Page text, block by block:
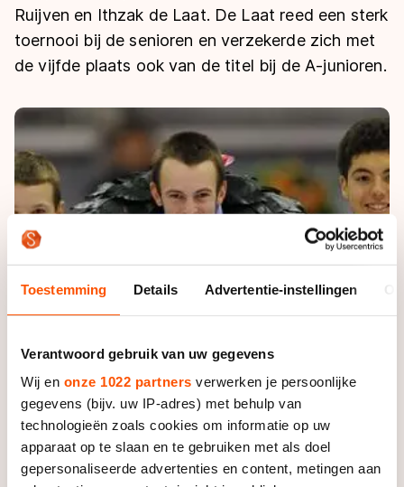
Toestemming Details Advertentie-instellingen
Verantwoord gebruik van uw gegevens
Wij en onze 1022 partners verwerken je persoonlijke
gegevens (bijv. uw IP-adres) met behulp van
technologieën zoals cookies om informatie op uw
apparaat op te slaan en te gebruiken met als doel
gepersonaliseerde advertenties en content, metingen aan
Shorttrack
Inlineskaten
Schoonrijden
Natuurijs
Langebaan
Shorttrack
Marathon
Inlineskaten
Tijden & historie
Ranglijsten Langebaan
Historie & statistiek
Inschrijven wedstrijden
Algemene Nederlandse Schaatstijd
Deze zomer de weg op
Waar kan ik schaatsen en skaten?
Schaatsfans
Alles voor jou als schaatsfan
Evenementen
Tickets
Livestreams
Word schaatsfan!
Winacties
Olympische Spelen
Olympische Spelen
Medaillespiegel
Van Jong tot Goud verhalen
Ruijven en Ithzak de Laat. De Laat reed een sterk
toernooi bij de senioren en verzekerde zich met
de vijfde plaats ook van de titel bij de A-junioren.